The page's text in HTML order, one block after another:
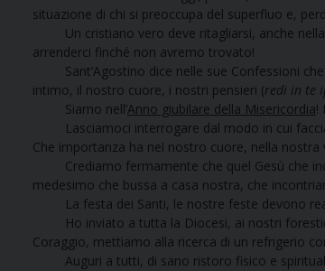
situazione di chi si preoccupa del superfluo e,
Un cristiano vero deve ritagliarsi, anche nella
arrenderci finché non avremo trovato!
Sant’Agostino dice nelle sue Confessioni
intimo, il nostro cuore, i nostri pensieri (redi in te
Siamo nell’Anno giubilare della Misericordia!
Lasciamoci interrogare dal modo in cui
Che importanza ha nel nostro cuore, nella nostra
Crediamo fermamente che quel Gesù che
medesimo che bussa a casa nostra, che
La festa dei Santi, le nostre feste devono
Ho inviato a tutta la Diocesi, ai nostri
Coraggio, mettiamo alla ricerca di un refrigerio
Auguri a tutti, di sano ristoro fisico e